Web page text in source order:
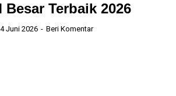
Besar Terbaik 2026
Juni 2026 Beri Komentar